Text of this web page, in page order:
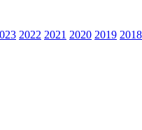
2022 2021 2020 2019 2018